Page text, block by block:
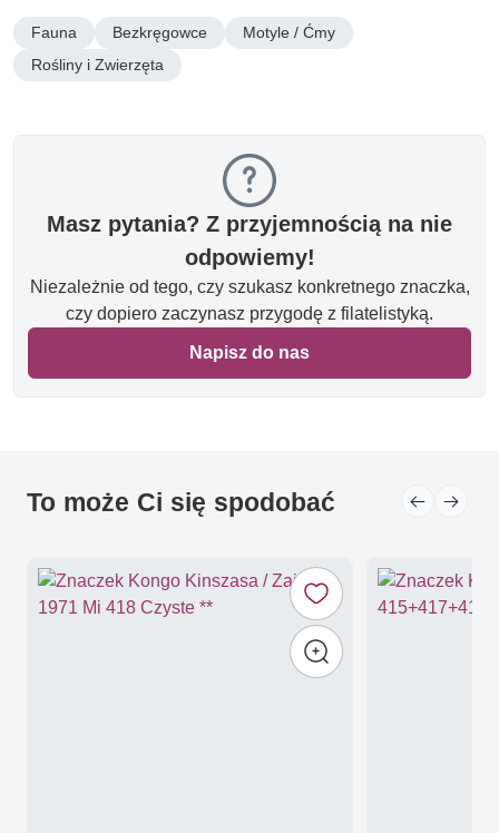
Fauna Bezkręgowce
Motyle / Ćmy
Rośliny i Zwierzęta
Masz pytania? Z przyjemnością na nie
odpowiemy!
Niezależnie od tego, czy szukasz konkretnego znaczka,
czy dopiero zaczynasz przygodę z filatelistyką.
Napisz do nas
To może Ci się spodobać